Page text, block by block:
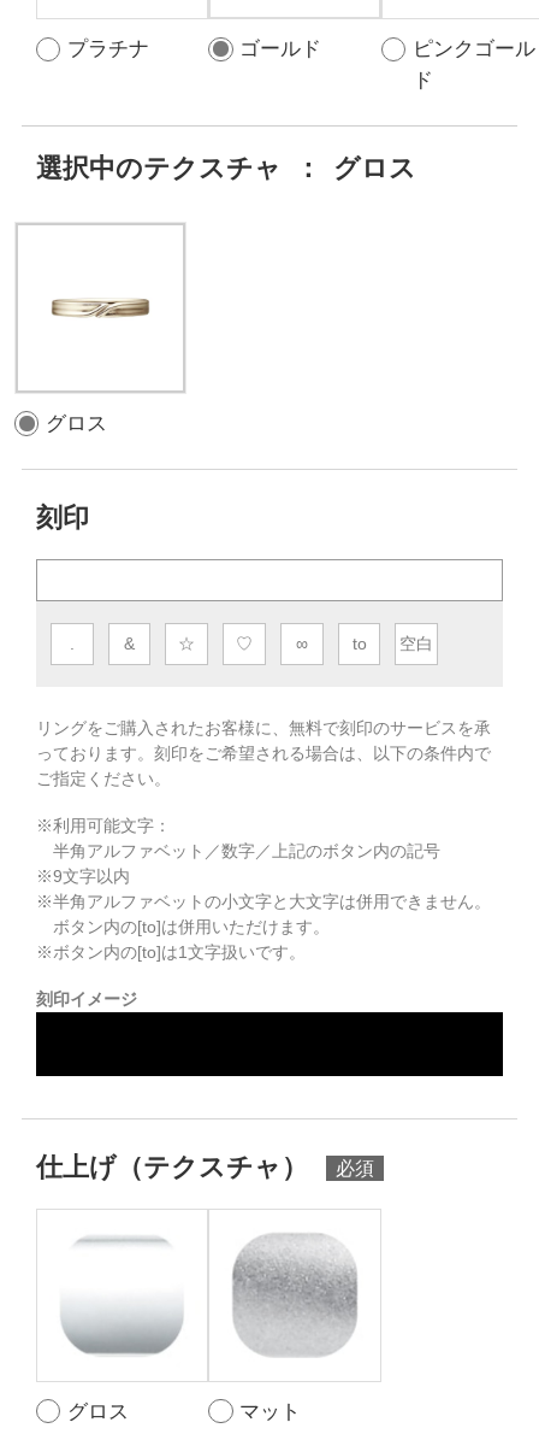
プラチナ ゴールド
ピンクゴール
ド
選択中のテクスチャ ： グロス
グロス
刻印
& ☆ ♡ ∞ to 空白
リングをご購入されたお客様に、無料で刻印のサービスを承
っております。 刻印をご希望される場合は、以下の条件内で
ご指定ください。
※利用可能文字：
半角アルファベット／数字／上記のボタン内の記号
※9文字以内
※半角アルファベットの小文字と大文字は併用できません。
ボタン内の[to]は併用いただけます。
※ボタン内の[to]は1文字扱いです。
刻印イメージ
仕上げ（テクスチャ）
グロス マット